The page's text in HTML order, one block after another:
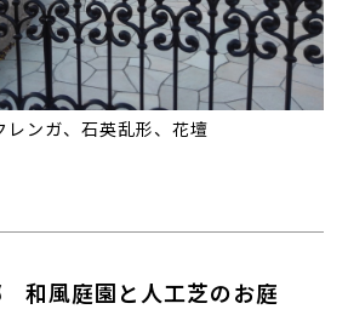
レンガ、石英乱形、花壇
風庭園と人工芝のお庭